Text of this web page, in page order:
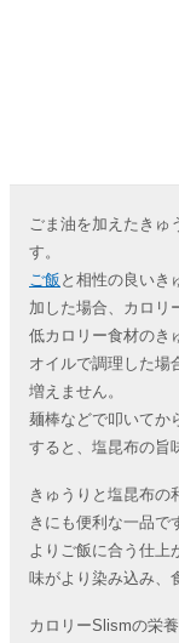
ごま油を加えたきゅ
す。
ご飯 と相性の良いき
加した場合、カロリ
低カロリー食材のき
オイルで調理した場
増えません。
麺棒などで叩いてか
すると、塩昆布の旨
きゅうりと塩昆布の
きにも便利な一品で
よりご飯に合う仕上
味がより染み込み、
カロリーSlismの栄